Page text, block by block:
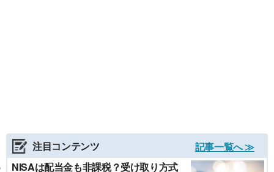
注目コンテンツ
記事一覧へ ≫
NISAは配当金も非課税？受け取り方式